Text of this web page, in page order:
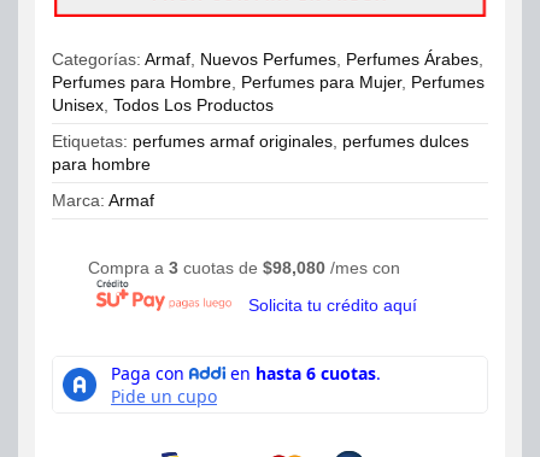
Unisex
cantidad
Categorías: Armaf Nuevos Perfumes Perfumes Árabes
Perfumes para Hombre Perfumes para Mujer, Perfumes
Unisex Todos Los Productos
Etiquetas: perfumes armaf originales perfumes dulces
para hombre
Marca: Armaf
Compra a 3 cuotas de $98,080 /mes con
Solicita tu crédito aquí